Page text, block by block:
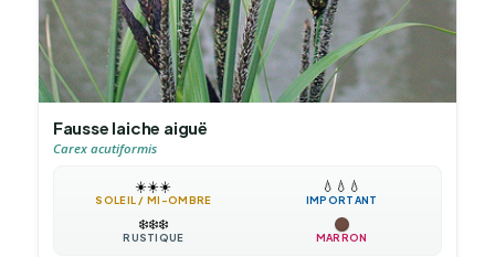
Fausse laiche aiguë
Carex acutiformis
☀️☀️☀️
SOLEIL / MI-OMBRE
💧 💧 💧
IMPORTANT
❄️❄️❄️
RUSTIQUE MARRON